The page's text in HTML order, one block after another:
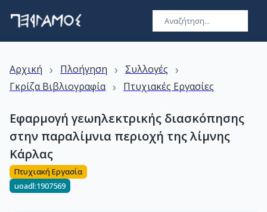
Αρχική › Πλοήγηση › Συλλογές ›
Γκρίζα Βιβλιογραφία › Πτυχιακές Εργασίες
Εφαρμογή γεωηλεκτρικής διασκόπησης
στην παραλίμνια περιοχή της λίμνης
Κάρλας
Πτυχιακή Εργασία
uoadl:1907569